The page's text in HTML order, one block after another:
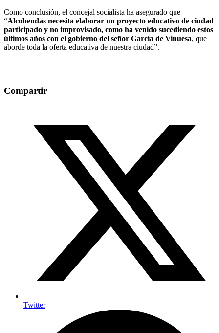
Como conclusión, el concejal socialista ha asegurado que
“Alcobendas necesita elaborar un proyecto educativo de ciudad
participado y no improvisado, como ha venido sucediendo estos
últimos años con el gobierno del señor García de Vinuesa, que
aborde toda la oferta educativa de nuestra ciudad”.
Compartir
Twitter